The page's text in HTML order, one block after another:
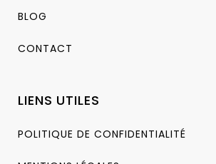
BLOG
CONTACT
LIENS UTILES
POLITIQUE DE CONFIDENTIALITÉ